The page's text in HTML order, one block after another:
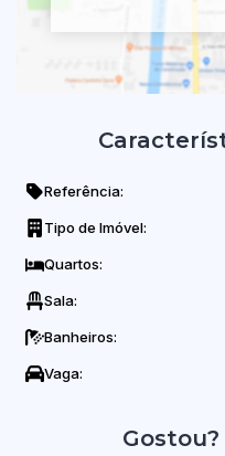
Referência:
Tipo de Imóvel:
Quartos:
Sala:
Banheiros:
Vaga: